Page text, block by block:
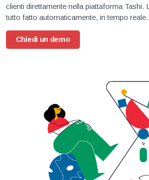
clienti direttamente nella piattaforma Tashi.
tutto fatto automaticamente, in tempo reale.
Chiedi un demo